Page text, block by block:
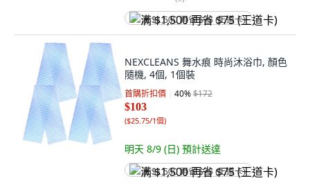
满 $1,500 再省 $75 (王道卡)
NEXCLEANS 舞水痕 時尚沐浴巾, 顏色
隨機, 4個, 1個裝
首購折扣價 40%$172
$103
($25.75/1個)
明天 8/9 (日) 預計送達
满 $1,500 再省 $75 (王道卡)